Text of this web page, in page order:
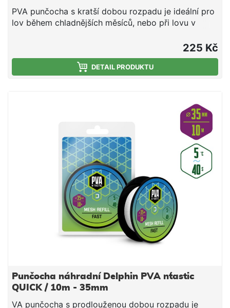
PVA punčocha s kratší dobou rozpadu je ideální pro
lov během chladnějších měsíců, nebo při lovu v
dnu. Jedná se o vysoce kvalitní produkt, při kterém
díky důkladnému pletení nedochází ke svévolnému
trhání punčochy a zároveň se výborně plní i velmi
jemnými částicemi, čímž budete moci spolu s
návnadu přímo na montáži. Součástí balení je tuba a
tlouk, které umožňují snadné plnění punčochy
vnadící směsí. PVA punčocha se po čase přímo
úměrném teplotě vody rozpustí a tak uvolní krmnou
směs v bezprostřední blízkosti nástrahy, čímž
výrazně zvýší její atraktivnost pro kaprovité ryby.
Upozornění: PVA produkty jsou vodou rozpustné,
manipulujte s nimi proto jen se suchýma rukama, aby
nedošlo k jejich deformaci či poškození. Technické
parametry: Průměr: 25mm (úzká) Délka: 7m Doba
rozpustnosti: cca 40s/5°C voda
225 Kč
DETAIL PRODUKTU
Punčocha náhradní Delphin PVA n´tastic
QUICK / 10m - 35mm
VA punčocha s prodlouženou dobou rozpadu je